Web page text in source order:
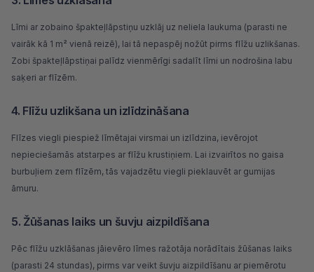
Līmi ar zobaino špakteļlāpstiņu uzklāj uz neliela laukuma (parasti ne
vairāk kā 1 m² vienā reizē), lai tā nepaspēj nožūt pirms flīžu uzlikšanas.
Zobi špakteļlāpstiņai palīdz vienmērīgi sadalīt līmi un nodrošina labu
saķeri ar flīzēm.
4. Flīžu uzlikšana un izlīdzināšana
Flīzes viegli piespiež līmētajai virsmai un izlīdzina, ievērojot
nepieciešamās atstarpes ar flīžu krustiņiem. Lai izvairītos no gaisa
burbuļiem zem flīzēm, tās vajadzētu viegli pieklauvēt ar gumijas
āmuru.
5. Žūšanas laiks un šuvju aizpildīšana
Pēc flīžu uzklāšanas jāievēro līmes ražotāja norādītais žūšanas laiks
(parasti 24 stundas), pirms var veikt šuvju aizpildīšanu ar piemērotu